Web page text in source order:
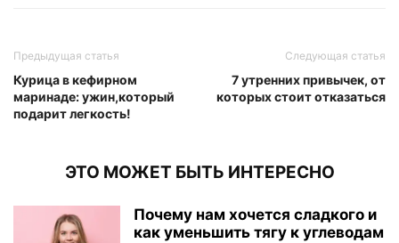
Предыдущая статья
Курица в кефирном
маринаде: ужин,который
подарит легкость!
Следующая статья
7 утренних привычек, от
которых стоит отказаться
ЭТО МОЖЕТ БЫТЬ ИНТЕРЕСНО
Почему нам хочется сладкого и
как уменьшить тягу к углеводам